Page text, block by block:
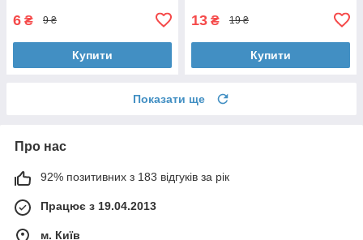
6 ₴ 9 ₴
Купити
13 ₴ 19 ₴
Купити
Показати ще
Про нас
92% позитивних з 183 відгуків за рік
Працює з 19.04.2013
м. Київ